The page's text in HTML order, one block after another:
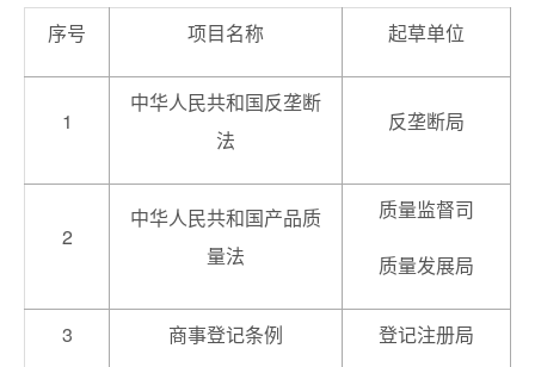
序号 项目名称 起草单位
1
中华人民共和国反垄断
法
反垄断局
2
中华人民共和国产品质
量法
质量监督司
质量发展局
3 商事登记条例 登记注册局